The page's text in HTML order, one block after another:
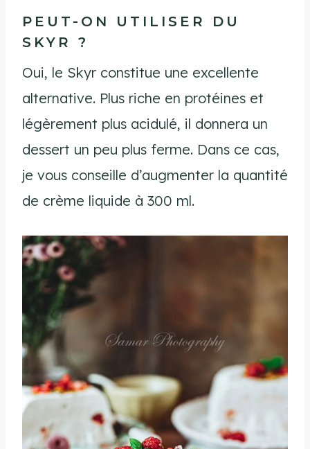
PEUT-ON UTILISER DU
SKYR ?
Oui, le Skyr constitue une excellente
alternative. Plus riche en protéines et
légèrement plus acidulé, il donnera un
dessert un peu plus ferme. Dans ce cas,
je vous conseille d’augmenter la quantité
de crème liquide à 300 ml.